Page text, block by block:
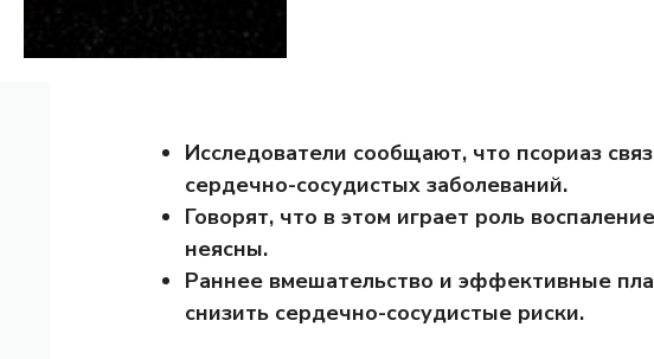
Исследователи сообщают, что псориаз
сердечно-сосудистых заболеваний.
Говорят, что в этом играет роль
неясны.
Раннее вмешательство и эффективные
снизить сердечно-сосудистые риски.